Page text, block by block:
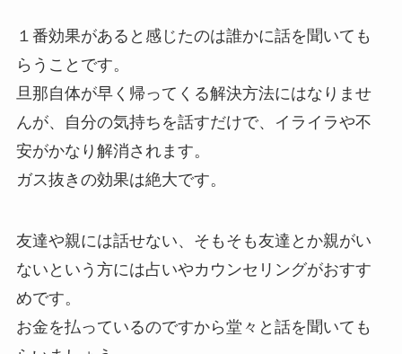
１番効果があると感じたのは誰かに話を聞いても
らうことです。
旦那自体が早く帰ってくる解決方法にはなりませ
んが、自分の気持ちを話すだけで、イライラや不
安がかなり解消されます。
ガス抜きの効果は絶大です。
友達や親には話せない、そもそも友達とか親がい
ないという方には占いやカウンセリングがおすす
めです。
お金を払っているのですから堂々と話を聞いても